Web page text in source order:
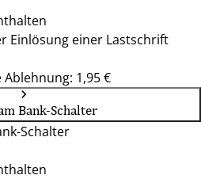
Einlösung einer Lastschrift
1,95 €
Bank-Schalter
Schalter